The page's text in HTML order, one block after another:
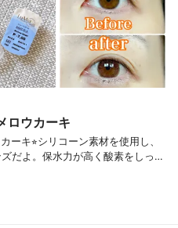
ウカーキ
キ⭐︎シリコーン素材を使用し、
だよ。保水力が高く酸素をしっ…